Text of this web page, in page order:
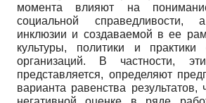
момента влияют на
социальной
инклюзии и создаваемой в ее
культуры, политики и практики
организаций. В частности,
представляется, определяют
варианта равенства результатов,